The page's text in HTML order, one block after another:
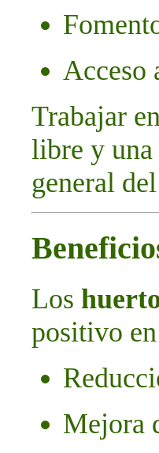
Acceso
Trabajar
libre y una
general
Los
positivo
Mejora